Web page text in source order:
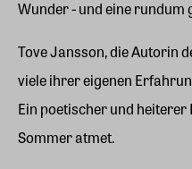
Wunder - und eine rundum
Tove Jansson, die Autorin
viele ihrer eigenen
Ein poetischer und
Sommer atmet.